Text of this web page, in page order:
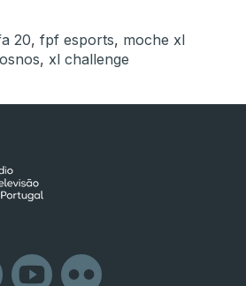
20, fpf esports, moche xl
, xl challenge